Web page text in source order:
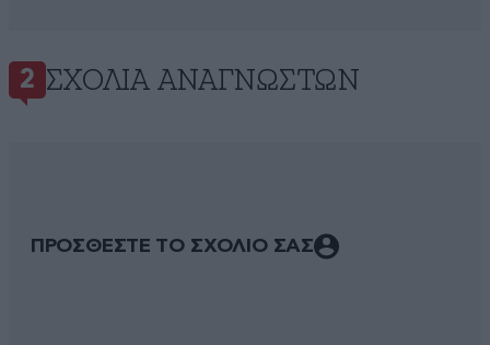
2 ΣΧΌΛΙΑ ΑΝΑΓΝΩΣΤΏΝ
ΠΡΟΣΘΕΣΤΕ ΤΟ ΣΧΟΛΙΟ ΣΑΣ